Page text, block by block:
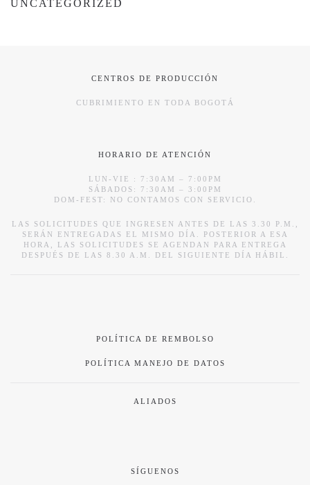
UNCATEGORIZED
CENTROS DE PRODUCCIÓN
CUBRIMIENTO EN TODA BOGOTÁ
HORARIO DE ATENCIÓN
LUN-VIE : 7:30AM – 7:00PM
SÁBADOS: 7:30AM – 3:00PM
DOM-FEST: NO CONTAMOS CON SERVICIO.
LAS SOLICITUDES QUE INGRESEN ANTES DE LAS 3.30 P.M.,
SERÁN ENTREGADAS EL MISMO DÍA. POSTERIOR A ESA
HORA, LAS SOLICITUDES SE AGENDAN PARA ENTREGA
DESPUÉS DE LAS 8.30 A.M. DEL SIGUIENTE DÍA HÁBIL.
POLÍTICA DE REMBOLSO
POLÍTICA MANEJO DE DATOS
ALIADOS
SÍGUENOS